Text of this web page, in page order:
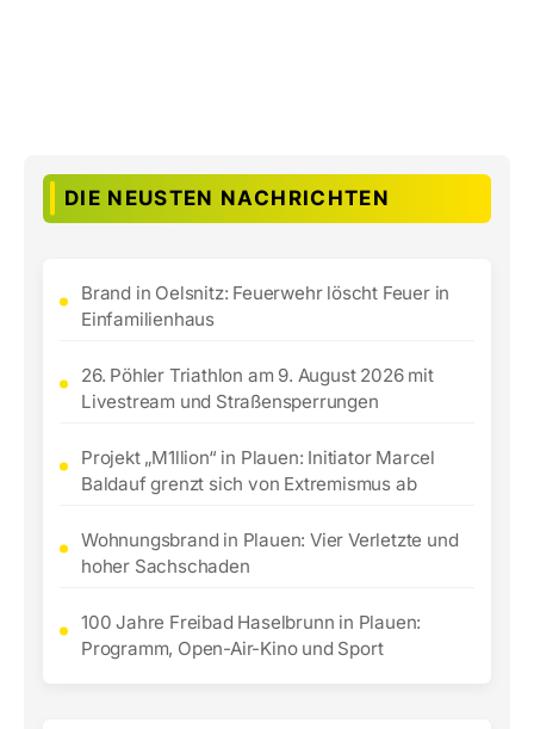
DIE NEUSTEN NACHRICHTEN
Brand in Oelsnitz: Feuerwehr löscht Feuer in
Einfamilienhaus
26. Pöhler Triathlon am 9. August 2026 mit
Livestream und Straßensperrungen
Projekt „M1llion“ in Plauen: Initiator Marcel
Baldauf grenzt sich von Extremismus ab
Wohnungsbrand in Plauen: Vier Verletzte und
hoher Sachschaden
100 Jahre Freibad Haselbrunn in Plauen:
Programm, Open-Air-Kino und Sport